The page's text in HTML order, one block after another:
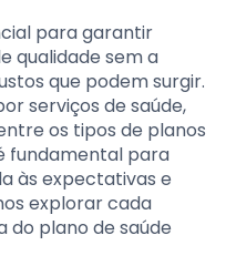
para garantir
qualidade sem a
que podem surgir.
serviços de saúde,
os tipos de planos
fundamental para
às expectativas e
explorar cada
do plano de saúde